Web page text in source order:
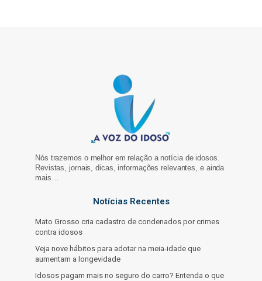
Nós trazemos o melhor em relação a notícia de idosos.
Revistas, jornais, dicas, informações relevantes, e ainda
mais…
Notícias Recentes
Mato Grosso cria cadastro de condenados por crimes
contra idosos
Veja nove hábitos para adotar na meia-idade que
aumentam a longevidade
Idosos pagam mais no seguro do carro? Entenda o que